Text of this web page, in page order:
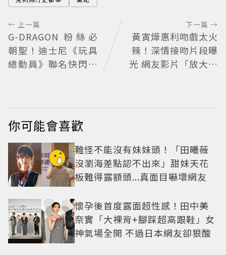
← 上一篇
G-DRAGON 粉絲必
朝聖！迪士尼《玩具
總動員》聯名快閃店
下一篇 →
黃寅燁惠利吻戲太火
辣！深情接吻片段曝
光 網友影片「放大調
你可能會喜歡
難怪不能沒有妹妹頭！「田曦薇
沒瀏海差點認不出來」甜妹天花
板難得露額頭...真面目嚇壞網友
懷孕後首度露面超性感！田中美
奈實「大裸背+腳踩超高跟鞋」女
神氣場全開 不過日本網友卻狠酸